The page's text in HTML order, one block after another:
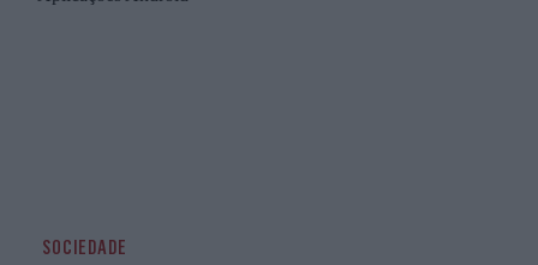
SOCIEDADE